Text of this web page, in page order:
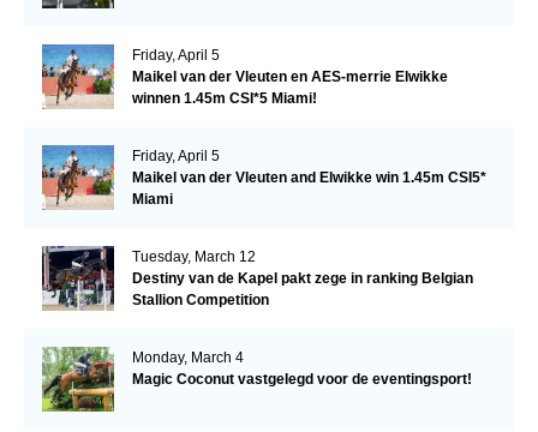
Friday, April 5
Maikel van der Vleuten en AES-merrie Elwikke
winnen 1.45m CSI*5 Miami!
Friday, April 5
Maikel van der Vleuten and Elwikke win 1.45m CSI5*
Miami
Tuesday, March 12
Destiny van de Kapel pakt zege in ranking Belgian
Stallion Competition
Monday, March 4
Magic Coconut vastgelegd voor de eventingsport!